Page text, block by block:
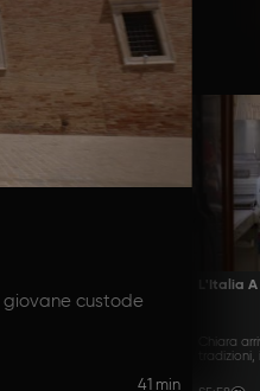
giovane custode
41 min
L'Italia
Chiara